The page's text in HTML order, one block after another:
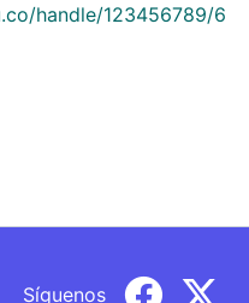
handle/123456789/6
Síguenos